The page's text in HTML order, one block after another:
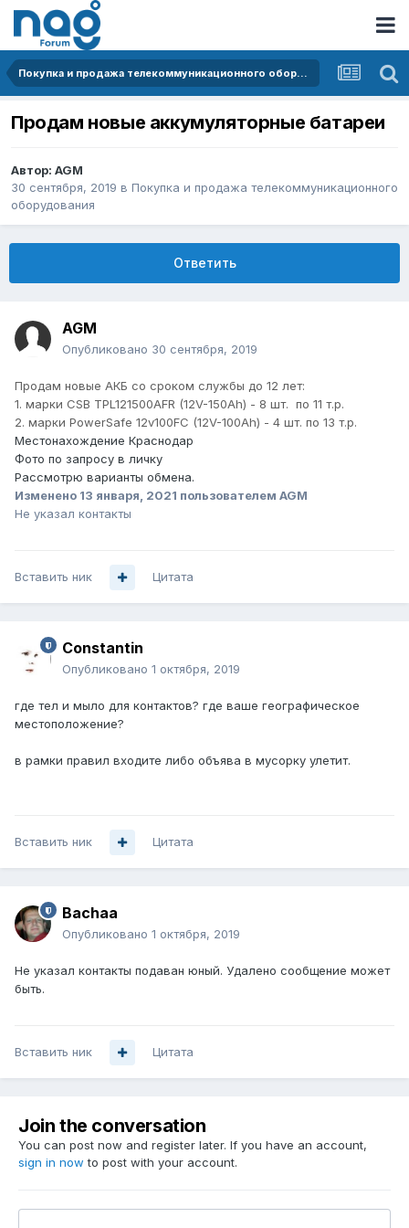
Покупка и продажа телекоммуникационного оборудования
Продам новые аккумуляторные батареи
Автор: AGM
30 сентября, 2019 в Покупка и продажа телекоммуникационного
оборудования
Ответить
AGM
Опубликовано 30 сентября, 2019
Продам новые АКБ со сроком службы до 12 лет:
1. марки CSB TPL121500AFR (12V-150Ah) - 8 шт. по 11 т.р.
2. марки PowerSafe 12v100FC (12V-100Ah) - 4 шт. по 13 т.р.
Местонахождение Краснодар
Фото по запросу в личку
Рассмотрю варианты обмена.
Изменено 13 января, 2021 пользователем AGM
Не указал контакты
Вставить ник Цитата
Constantin
Опубликовано 1 октября, 2019
где тел и мыло для контактов? где ваше географическое
местоположение?
в рамки правил входите либо объява в мусорку улетит.
Вставить ник Цитата
Bachaa
Опубликовано 1 октября, 2019
Не указал контакты подаван юный. Удалено сообщение может
быть.
Вставить ник Цитата
Join the conversation
You can post now and register later. If you have an account,
sign in now to post with your account.